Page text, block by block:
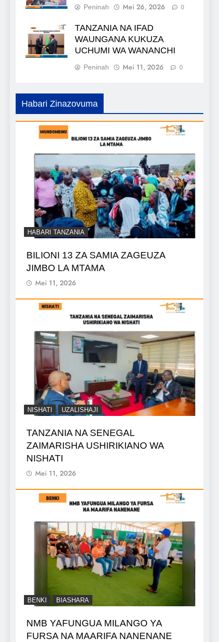
Peninah Mei 26, 2026 0
TANZANIA NA IFAD
WAUNGANA KUKUZA
UCHUMI WA WANANCHI
Peninah Mei 11, 2026 0
Habari Zinazovuma
HABARI TANZANIA
BILIONI 13 ZA SAMIA ZAGEUZA
JIMBO LA MTAMA
Mei 11, 2026
NISHATI UZALISHAJI
TANZANIA NA SENEGAL
ZAIMARISHA USHIRIKIANO WA
NISHATI
Mei 11, 2026
BENKI BIASHARA
NMB YAFUNGUA MILANGO YA
FURSA NA MAARIFA NANENANE